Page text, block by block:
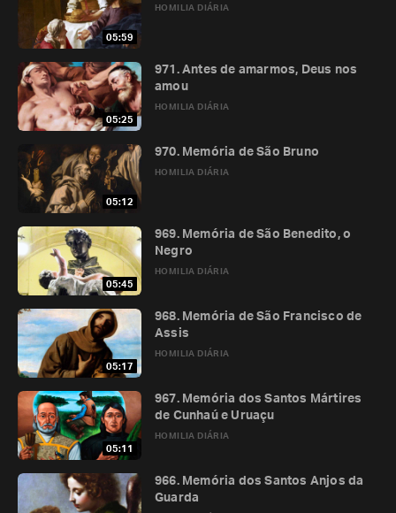
05:59
HOMILIA DIÁRIA
05:25
HOMILIA DIÁRIA
971. Antes de amarmos, Deus nos
amou
05:12
HOMILIA DIÁRIA
970. Memória de São Bruno
05:45
HOMILIA DIÁRIA
969. Memória de São Benedito, o
Negro
05:17
HOMILIA DIÁRIA
968. Memória de São Francisco de
Assis
05:11
HOMILIA DIÁRIA
967. Memória dos Santos Mártires
de Cunhaú e Uruaçu
966. Memória dos Santos Anjos da
Guarda